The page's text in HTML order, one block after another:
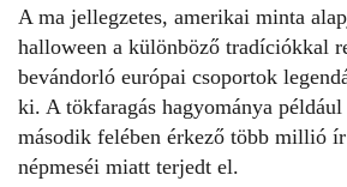
A ma jellegzetes, amerikai minta
halloween a különböző tradíciókkal
bevándorló európai csoportok
ki. A tökfaragás hagyománya például
második felében érkező több millió
népmeséi miatt terjedt el.